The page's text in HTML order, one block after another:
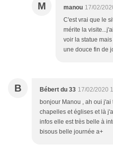
M manou 17/02/
C'est vrai que le
mérite la
voir la statue
une douce fin de
B Bébert du 33 17/02/2020
bonjour Manou , ah oui
chapelles et églises et là
infos elle est très belle à
bisous belle journée a+